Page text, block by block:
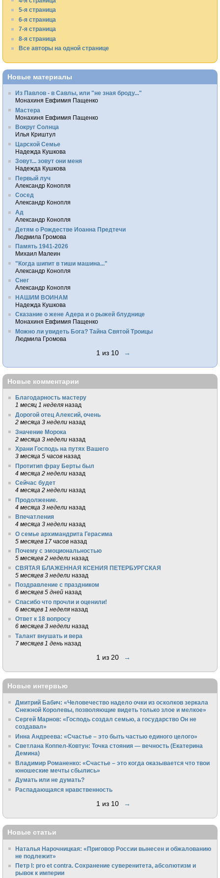
5-я страница
6-я страница
7-я страница
8-я страница
Все авторы на одной странице
Новые материалы
Из Павлов - в Савлы, или "не зная броду..."
Монахиня Евфимия Пащенко
Мастера
Монахиня Евфимия Пащенко
Вокруг Солнца
Илья Криштул
Царской Семье
Надежда Кушкова
Зовут... зовут они меня
Надежда Кушкова
Первый луч
Александр Конопля
Сосед
Александр Конопля
Ад
Александр Конопля
Детям о Рождестве Иоанна Предтечи
Людмила Громова
Память 1941-2026
Михаил Малеин
"Когда шипит в тиши машина..."
Александр Конопля
Снег
Александр Конопля
НАШИМ ВОИНАМ
Надежда Кушкова
Сказание о жене Адера и о рыжей блуднице
Монахиня Евфимия Пащенко
Можно ли увидеть Бога? Тайна Святой Троицы
Людмила Громова
1 из 10 →
Новые комментарии
Благодарность мастеру
1 месяц 1 неделя назад
Дорогой отец Алексий, очень
2 месяца 3 недели назад
Значение Морока
2 месяца 3 недели назад
Храни Господь на путях Вашего
3 месяца 5 часов назад
Протитип фрау Берты был
4 месяца 2 недели назад
Сейчас будет
4 месяца 2 недели назад
Продолжение.
4 месяца 3 недели назад
Впечатления
4 месяца 3 недели назад
О семье архимандрита Герасима
5 месяцев 17 часов назад
Почему с эмоциональностью
5 месяцев 2 недели назад
СВЯТАЯ БЛАЖЕННАЯ КСЕНИЯ ПЕТЕРБУРГСКАЯ
5 месяцев 3 недели назад
Поздравление с праздником
6 месяцев 5 дней назад
Спасибо что прочли и оценили!
6 месяцев 1 неделя назад
Ответ к 18 вопросу
6 месяцев 3 недели назад
Талант внушать и вера
7 месяцев 1 день назад
1 из 20 →
Новые интервью
Дмитрий Бабич: «Человечество надело очки из осколков зеркала
Снежной Королевы, позволяющие видеть только злое и мелкое»
Сергей Марнов: «Господь создал семью, а государство Он не
создавал»
Инна Андреева: «Счастье – это быть частью единого целого»
Светлана Коппел-Ковтун: Точка стояния — вечность (Екатерина
Демина)
Владимир Романенко: «Счастье – это когда оказывается что твои
юношеские мечты сбылись»
Думать или не думать?
Распадающаяся нравственность
1 из 10 →
Новые статьи
Наталья Нарочницкая: «Приговор России вынесен и обжалованию
не подлежит»
Петр I: pro et contra. Сохранение суверенитета, абсолютизм и
рывок к империи